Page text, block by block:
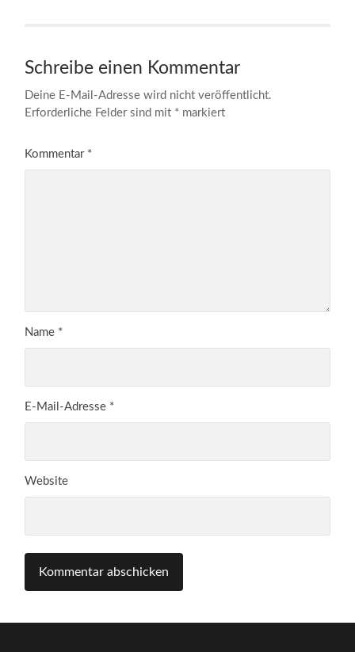
Schreibe einen Kommentar
Deine E-Mail-Adresse wird nicht veröffentlicht.
Erforderliche Felder sind mit * markiert
Kommentar *
Name *
E-Mail-Adresse *
Website